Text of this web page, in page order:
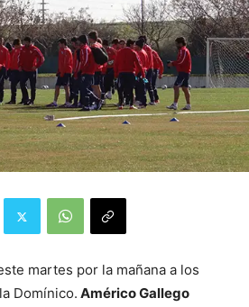
martes por la mañana a los
Domínico. Américo Gallego